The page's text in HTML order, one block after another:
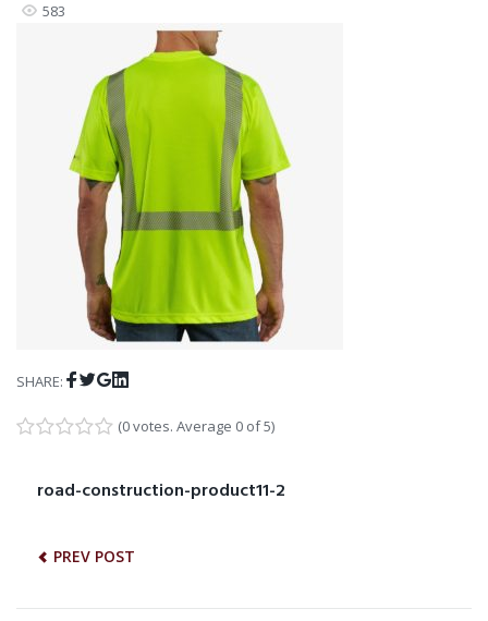
583
SHARE: Facebook
Twitter
Google+
(0 votes. Average 0of 5)
NAWIGACJA
road-construction-product11-2
PREV POST
Previous